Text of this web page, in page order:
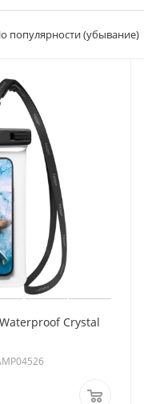
популярности (убывание)
Crystal